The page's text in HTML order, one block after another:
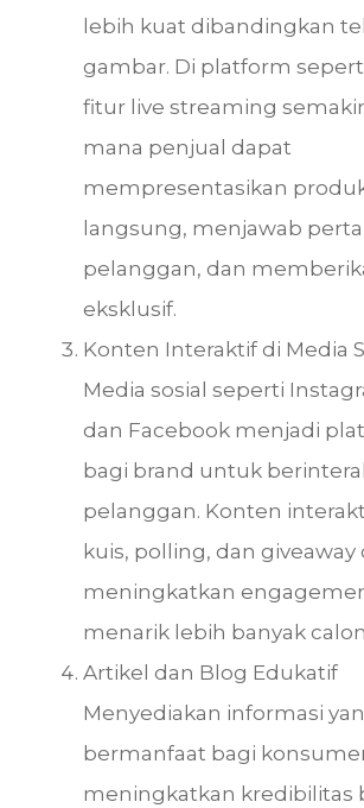
lebih kuat dibandingkan
gambar. Di platform
fitur live streaming
mana penjual dapat
mempresentasikan
langsung, menjawab
pelanggan, dan
eksklusif.
Konten Interaktif di Media
Media sosial seperti
dan Facebook menjadi
bagi brand untuk
pelanggan. Konten
kuis, polling, dan giveaway
meningkatkan
menarik lebih banyak
Artikel dan Blog Edukatif
Menyediakan informasi
bermanfaat bagi
meningkatkan kredibilitas